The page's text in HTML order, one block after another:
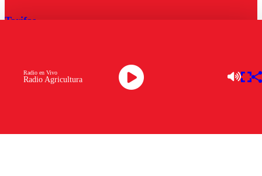
Radio Agricultura
Radio en Vivo
Tarifas
Descarga la APP